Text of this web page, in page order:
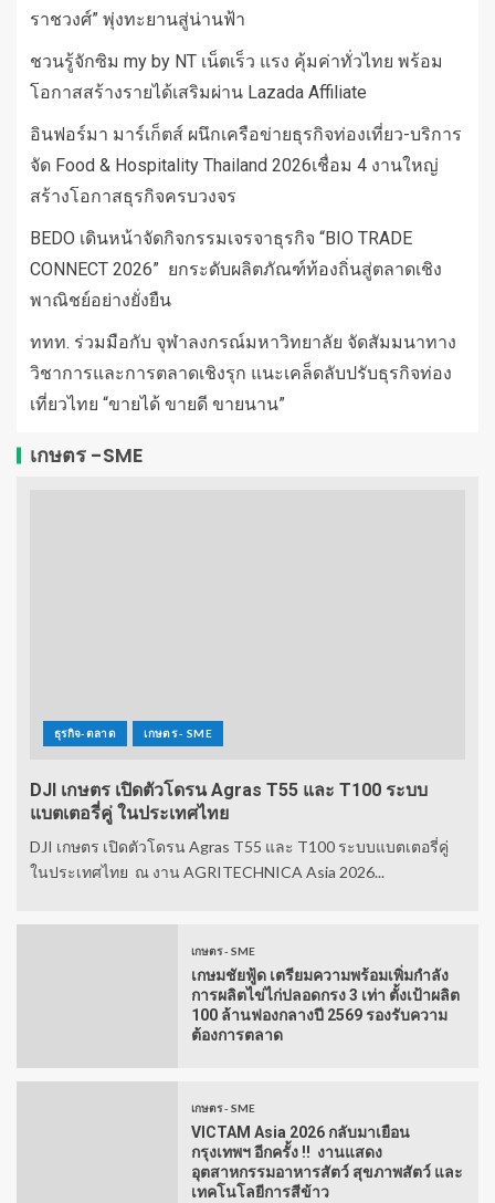
ราชวงศ์” พุ่งทะยานสู่น่านฟ้า
ชวนรู้จักซิม my by NT เน็ตเร็ว แรง คุ้มค่าทั่วไทย พร้อม
โอกาสสร้างรายได้เสริมผ่าน Lazada Affiliate
อินฟอร์มา มาร์เก็ตส์ ผนึกเครือข่ายธุรกิจท่องเที่ยว-บริการ
จัด Food & Hospitality Thailand 2026เชื่อม 4 งานใหญ่
สร้างโอกาสธุรกิจครบวงจร
BEDO เดินหน้าจัดกิจกรรมเจรจาธุรกิจ “BIO TRADE
CONNECT 2026” ยกระดับผลิตภัณฑ์ท้องถิ่นสู่ตลาดเชิง
พาณิชย์อย่างยั่งยืน
ททท. ร่วมมือกับ จุฬาลงกรณ์มหาวิทยาลัย จัดสัมมนาทาง
วิชาการและการตลาดเชิงรุก แนะเคล็ดลับปรับธุรกิจท่อง
เที่ยวไทย “ขายได้ ขายดี ขายนาน”
เกษตร -SME
ธุรกิจ-ตลาด เกษตร - SME
DJI เกษตร เปิดตัวโดรน Agras T55 และ T100 ระบบ
แบตเตอรี่คู่ ในประเทศไทย
DJI เกษตร เปิดตัวโดรน Agras T55 และ T100 ระบบแบตเตอรี่คู่
ในประเทศไทย ณ งาน AGRITECHNICA Asia 2026...
เกษตร - SME
เกษมชัยฟู้ด เตรียมความพร้อมเพิ่มกำลัง
การผลิตไข่ไก่ปลอดกรง 3 เท่า ตั้งเป้าผลิต
100 ล้านฟองกลางปี 2569 รองรับความ
ต้องการตลาด
เกษตร - SME
VICTAM Asia 2026 กลับมาเยือน
กรุงเทพฯ อีกครั้ง !! งานแสดง
อุตสาหกรรมอาหารสัตว์ สุขภาพสัตว์ และ
เทคโนโลยีการสีข้าว